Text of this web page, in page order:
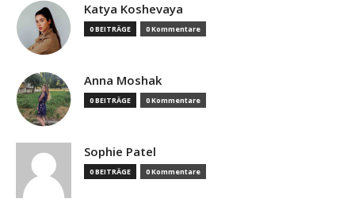
Katya Koshevaya
0 BEITRÄGE 0 Kommentare
Anna Moshak
0 BEITRÄGE 0 Kommentare
Sophie Patel
0 BEITRÄGE 0 Kommentare